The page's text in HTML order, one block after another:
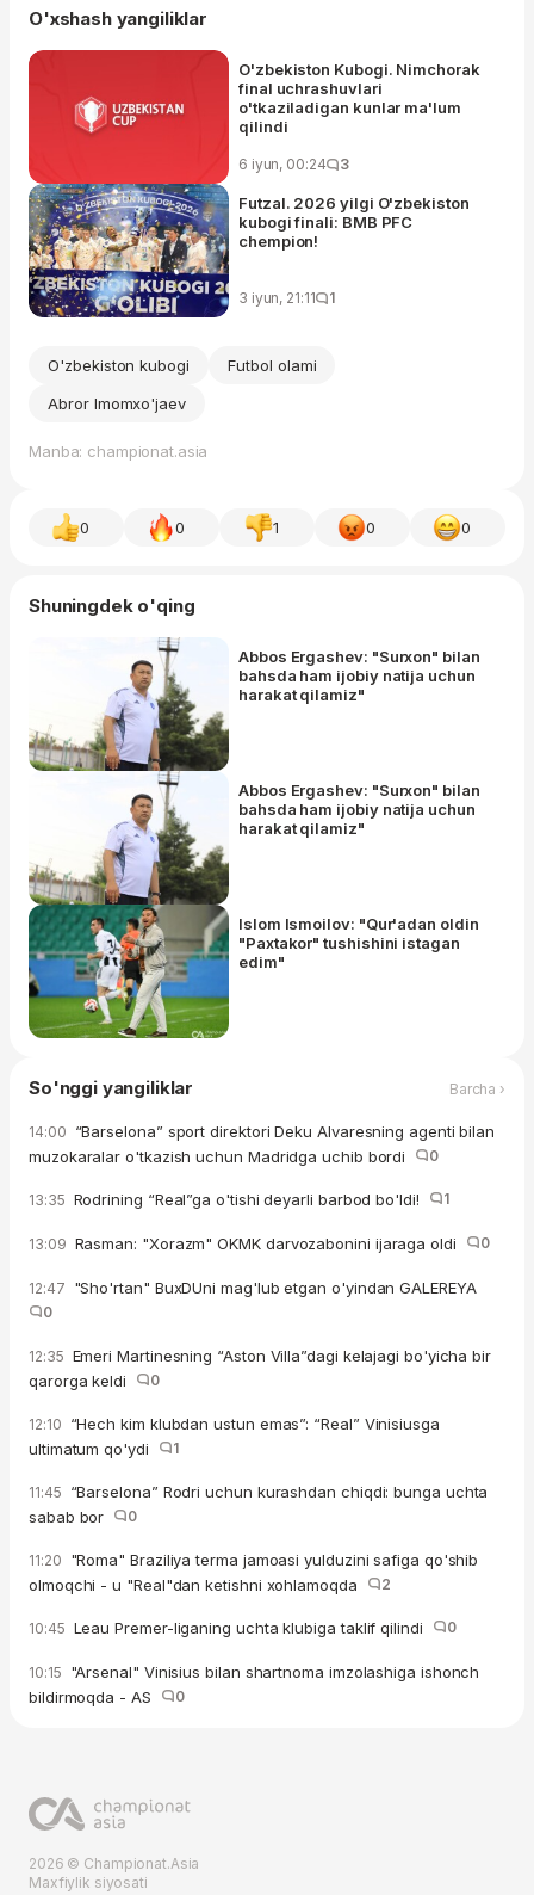
O'xshash yangiliklar
O'zbekiston Kubogi. Nimchorak
final uchrashuvlari
o'tkaziladigan kunlar ma'lum
qilindi
6 iyun, 00:24 3
Futzal. 2026 yilgi O'zbekiston
kubogi finali: BMB PFC
chempion!
3 iyun, 21:11 1
O'zbekiston kubogi
Futbol olami
Abror Imomxo'jaev
Manba: championat.asia
0 0 1 0 0
Shuningdek o'qing
Abbos Ergashev: "Surxon" bilan
bahsda ham ijobiy natija uchun
harakat qilamiz"
Abbos Ergashev: "Surxon" bilan
bahsda ham ijobiy natija uchun
harakat qilamiz"
Islom Ismoilov: "Qur'adan oldin
"Paxtakor" tushishini istagan
edim"
So'nggi yangiliklar Barcha ›
14:00 “Barselona” sport direktori Deku Alvaresning agenti bilan
muzokaralar o'tkazish uchun Madridga uchib bordi
0
13:35 Rodrining “Real”ga o'tishi deyarli barbod bo'ldi! 1
13:09 Rasman: "Xorazm" OKMK darvozabonini ijaraga oldi 0
12:47 "Sho'rtan" BuxDUni mag'lub etgan o'yindan GALEREYA
0
12:35 Emeri Martinesning “Aston Villa”dagi kelajagi bo'yicha bir
qarorga keldi
0
12:10 “Hech kim klubdan ustun emas”: “Real” Vinisiusga
ultimatum qo'ydi
1
11:45 “Barselona” Rodri uchun kurashdan chiqdi: bunga uchta
sabab bor
0
11:20 "Roma" Braziliya terma jamoasi yulduzini safiga qo'shib
olmoqchi - u "Real"dan ketishni xohlamoqda
2
10:45 Leau Premer-liganing uchta klubiga taklif qilindi 0
10:15 "Arsenal" Vinisius bilan shartnoma imzolashiga ishonch
bildirmoqda - AS
0
2026 © Championat.Asia
Maxfiylik siyosati